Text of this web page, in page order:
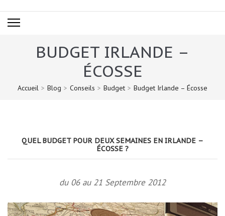
BUDGET IRLANDE –
ÉCOSSE
Accueil > Blog > Conseils > Budget > Budget Irlande – Écosse
QUEL BUDGET POUR DEUX SEMAINES EN IRLANDE –
ÉCOSSE ?
du 06 au 21 Septembre 2012